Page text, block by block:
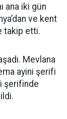
ana iki gün
ve kent
takip etti.
Mevlana
ayini şerifi
şerifinde